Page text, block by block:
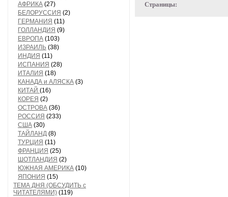
АФРИКА (27)
БЕЛОРУССИЯ (2)
ГЕРМАНИЯ (11)
ГОЛЛАНДИЯ (9)
ЕВРОПА (103)
ИЗРАИЛЬ (38)
ИНДИЯ (11)
ИСПАНИЯ (28)
ИТАЛИЯ (18)
КАНАДА и АЛЯСКА (3)
КИТАЙ (16)
КОРЕЯ (2)
ОСТРОВА (36)
РОССИЯ (233)
США (30)
ТАЙЛАНД (8)
ТУРЦИЯ (11)
ФРАНЦИЯ (25)
ШОТЛАНДИЯ (2)
ЮЖНАЯ АМЕРИКА (10)
ЯПОНИЯ (15)
ТЕМА ДНЯ (ОБСУДИТЬ с
ЧИТАТЕЛЯМИ) (119)
Страницы: